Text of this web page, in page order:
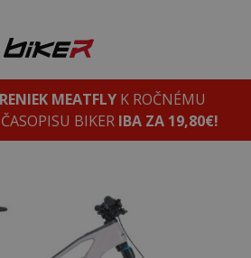
MEATFLYK ROČNÉMU
BIKER IBA ZA 19,80€!